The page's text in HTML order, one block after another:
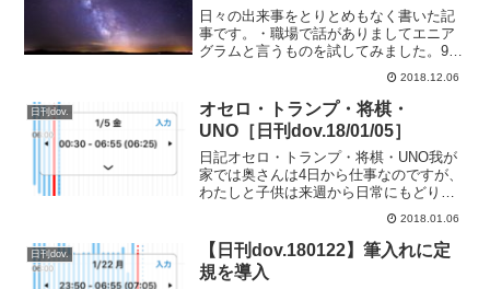
日々の出来事をとりとめもなく書いた記
事です。・職場で話がありましてエニア
グラムと言うものを試してみました。90
問の質問に答えて自分の性格の傾向を知
るというもの。ストレングスファインダ
ーはよく聞いていたのですけど、恥ずか
しながらエニアグラムは...
2018.12.06
日刊dov.
オセロ・トランプ・将棋・
UNO［日刊dov.18/01/05］
日記オセロ・トランプ・将棋・UNO我が
家では奥さんは4日から仕事なのですが、
わたしと子供は来週から日常にもどりで
今日は休み。わたしの実家に二人で行っ
てのんびりすることにしました。寒いの
で家の中でわたしの両親と子供とわたし
と遊ぶわけです。そこ...
2018.01.06
日刊dov.
【日刊dov.180122】筆入れに定
規を導入